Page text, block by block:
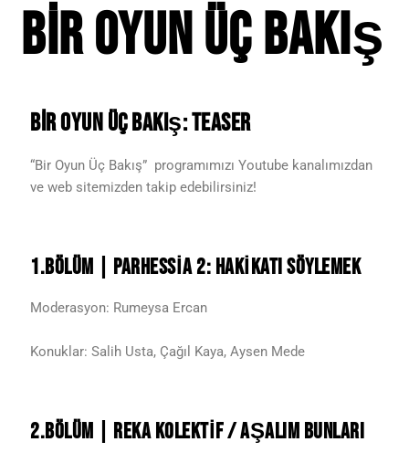
Bir Oyun Üç Bakış
Bir Oyun Üç Bakış: Teaser
“Bir Oyun Üç Bakış” programımızı Youtube kanalımızdan
ve web sitemizden takip edebilirsiniz!
1.BÖLÜM | PARHESSİA 2: HAKİKATI SÖYLEMEK
Moderasyon: Rumeysa Ercan
Konuklar: Salih Usta, Çağıl Kaya, Aysen Mede
2.BÖLÜM | REKA KOLEKTİF / AŞALIM BUNLARI